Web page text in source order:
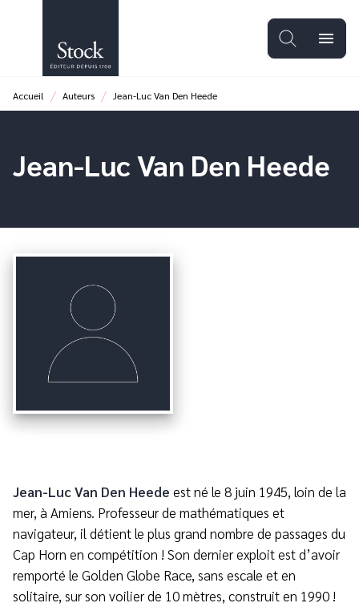
PIED DE PAGE
menu
Accueil / Auteurs / Jean-Luc Van Den Heede
Jean-Luc Van Den Heede
Jean-Luc Van Den Heede est né le 8 juin 1945, loin de la
mer, à Amiens. Professeur de mathématiques et
navigateur, il détient le plus grand nombre de passages du
Cap Horn en compétition ! Son dernier exploit est d’avoir
remporté le Golden Globe Race, sans escale et en
solitaire, sur son voilier de 10 mètres, construit en 1990 !